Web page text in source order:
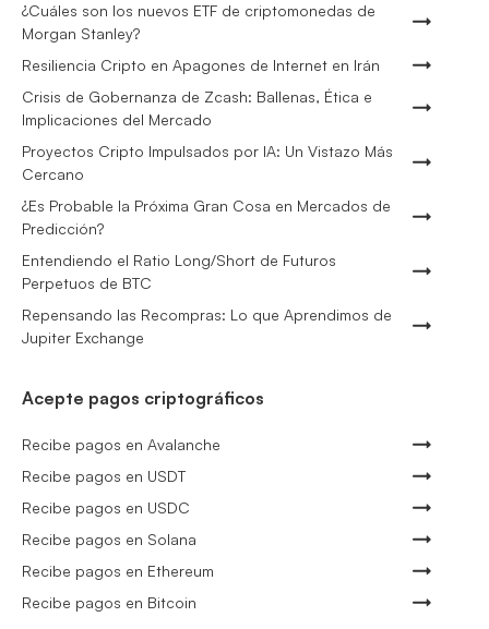
¿Cuáles son los nuevos ETF de criptomonedas de
Morgan Stanley?
Resiliencia Cripto en Apagones de Internet en Irán
Crisis de Gobernanza de Zcash: Ballenas, Ética e
Implicaciones del Mercado
Proyectos Cripto Impulsados por IA: Un Vistazo Más
Cercano
¿Es Probable la Próxima Gran Cosa en Mercados de
Predicción?
Entendiendo el Ratio Long/Short de Futuros
Perpetuos de BTC
Repensando las Recompras: Lo que Aprendimos de
Jupiter Exchange
Acepte pagos criptográficos
Recibe pagos en Avalanche
Recibe pagos en USDT
Recibe pagos en USDC
Recibe pagos en Solana
Recibe pagos en Ethereum
Recibe pagos en Bitcoin